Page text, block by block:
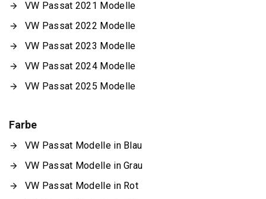
VW Passat 2021 Modelle
VW Passat 2022 Modelle
VW Passat 2023 Modelle
VW Passat 2024 Modelle
VW Passat 2025 Modelle
Farbe
VW Passat Modelle in Blau
VW Passat Modelle in Grau
VW Passat Modelle in Rot